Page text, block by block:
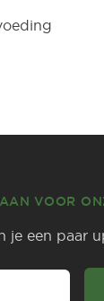
VOOR
je een paar